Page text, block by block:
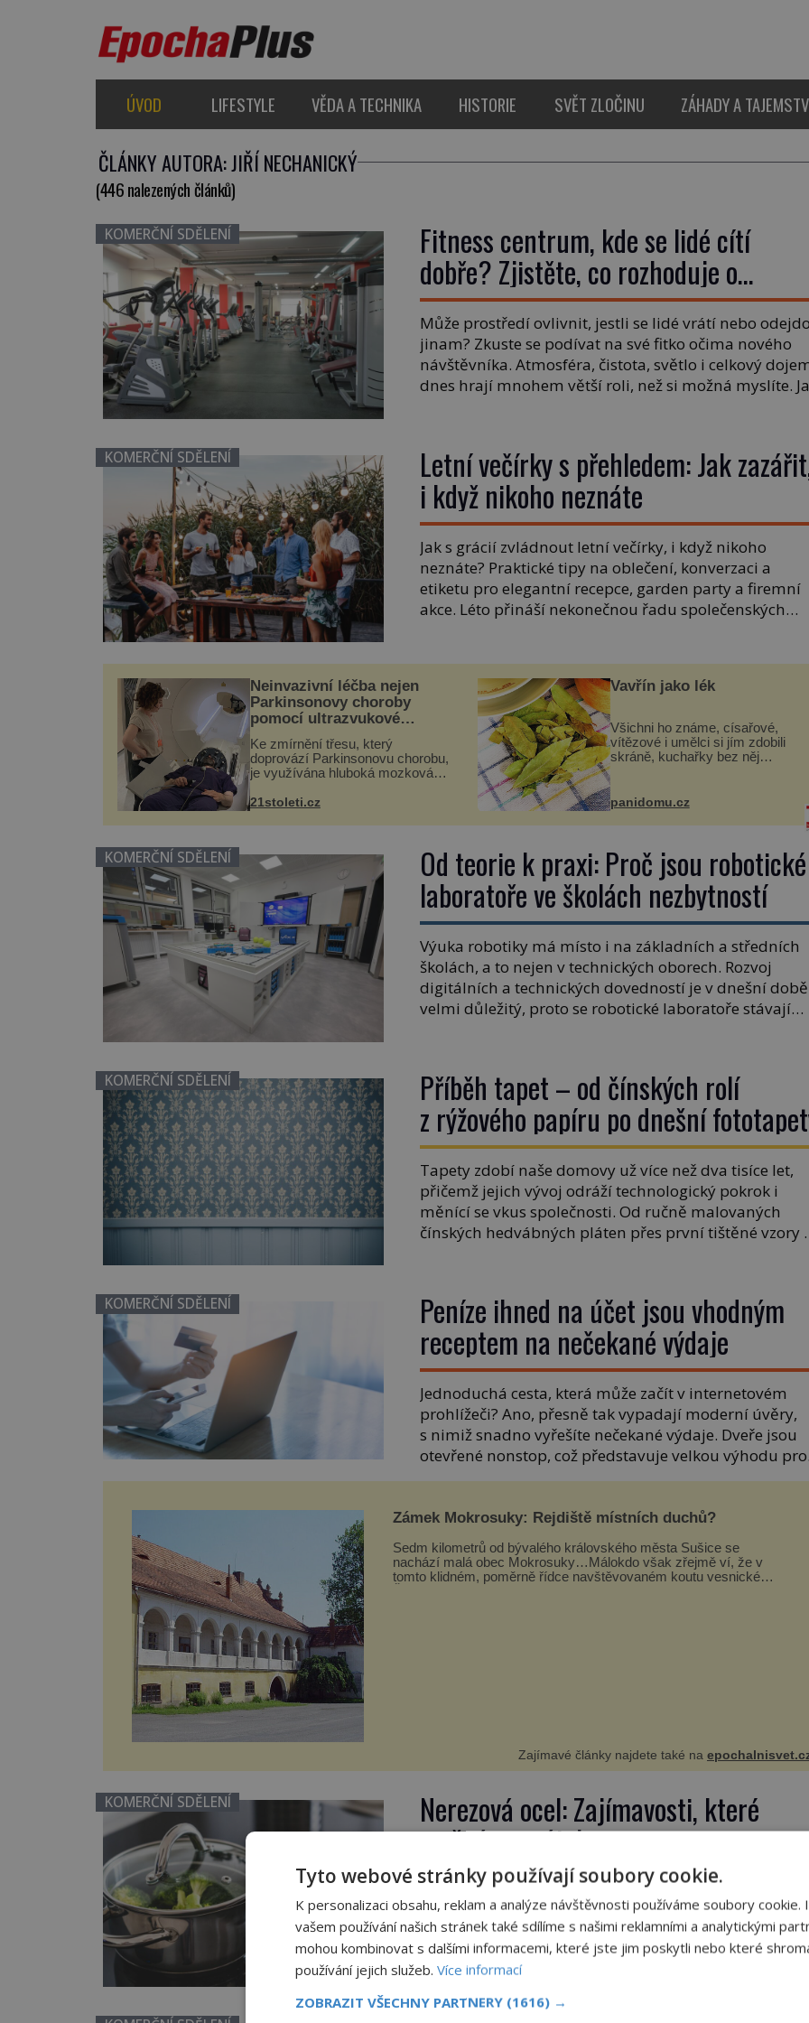
ÚVOD LIFESTYLE VĚDA A TECHNIKA HISTORIE SVĚT ZLOČINU ZÁHADY A
ČLÁNKY AUTORA: JIŘÍ NECHANICKÝ
(446 nalezených článků)
KOMERČNÍ SDĚLENÍ Fitness centrum, kde se lidé cítí
dobře? Zjistěte, co rozhoduje o
loajalitě klientů
Může prostředí ovlivnit, jestli se lidé vrátí nebo
jinam? Zkuste se podívat na své fitko očima nového
návštěvníka. Atmosféra, čistota, světlo i celkový
dnes hrají mnohem větší roli, než si možná myslíte.
KOMERČNÍ SDĚLENÍ Letní večírky s přehledem: Jak
i když nikoho neznáte
Jak s grácií zvládnout letní večírky, i když nikoho
neznáte? Praktické tipy na oblečení, konverzaci a
etiketu pro elegantní recepce, garden party a firemní
akce. Léto přináší nekonečnou řadu společenských
Poradíme vám, jak můžete sebevědomě zazářit i
přesto, […]
Neinvazivní léčba nejen
Parkinsonovy choroby
pomocí ultrazvukové
„helmy“
Ke zmírnění třesu, který
doprovází Parkinsonovu chorobu,
je využívána hluboká mozková
stimulace, která však vyžaduje
vysoce invazivní zákrok.
Ultrazvuk zase není vhodný k
dostatečně přesnému zacílení ...
21stoleti.cz
Vavřín jako lék
Všichni ho známe, císařové,
vítězové i umělci si jím zdobili
skráně, kuchařky bez něj
neuvaří, a to ještě nevíte, že
bobkový list může výrazně
zmírnit některé naše neduhy.
Obsahuje v malém množství
ně...
panidomu.cz
KOMERČNÍ SDĚLENÍ Od teorie k praxi: Proč jsou robotické
laboratoře ve školách nezbytností
Výuka robotiky má místo i na základních a středních
školách, a to nejen v technických oborech. Rozvoj
digitálních a technických dovedností je v dnešní době
velmi důležitý, proto se robotické laboratoře stávají
zůstává pouze u teorie. Ovšem díky robotické […]
KOMERČNÍ SDĚLENÍ Příběh tapet – od čínských rolí
z rýžového papíru po dnešní
Tapety zdobí naše domovy už více než dva tisíce let,
přičemž jejich vývoj odráží technologický pokrok i
měnící se vkus společnosti. Od ručně malovaných
čínských hedvábných pláten přes první tištěné vzory
scenérii. Projděte si s námi pozoruhodnou cestu tohoto
materiálu, který se z […]
KOMERČNÍ SDĚLENÍ Peníze ihned na účet jsou vhodným
receptem na nečekané výdaje
Jednoduchá cesta, která může začít v internetovém
prohlížeči? Ano, přesně tak vypadají moderní úvěry,
s nimiž snadno vyřešíte nečekané výdaje. Dveře jsou
otevřené nonstop, což představuje velkou výhodu pro
moderní dobu. Co musíte splnit, aby se takový příběh
sdělit hned na úvod, že jsou spíše formální. Ověření
totožnosti […]
Zámek Mokrosuky: Rejdiště místních duchů?
Sedm kilometrů od bývalého královského města Sušice se
nachází malá obec Mokrosuky…Málokdo však zřejmě ví, že v
tomto klidném, poměrně řídce navštěvovaném koutu vesnické
Zajímavé články najdete také na
KOMERČNÍ SDĚLENÍ Nerezová ocel: Zajímavosti, které
možná neznáte!
Nerezová ocel se na první pohled může zdát jako
materiál. Je přítomná v kuchyních, koupelnách,
veřejných prostorách i v dopravě, a získala si pověst
odolného a estetického řešení. Ale víte, že skrývá
mnoho opravdu zajímavých faktů? Zde je šest
zajímavostí o nerezové oceli, které vás mohou
překvapit – a všechny jsou založené na skutečných […]
Tyto webové stránky používají soubory cookie.
K personalizaci obsahu, reklam a analýze návštěvnosti používáme soubory cookie.
vašem používání našich stránek také sdílíme s našimi reklamními a analytickými
mohou kombinovat s dalšími informacemi, které jste jim poskytli nebo které
používání jejich služeb. Více informací
ZOBRAZIT VŠECHNY PARTNERY (1616) →